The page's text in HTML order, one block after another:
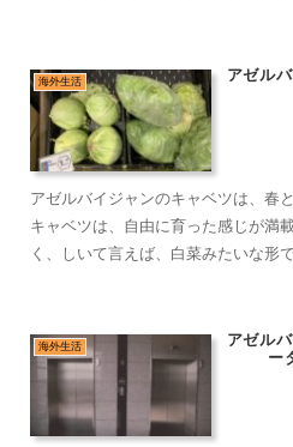
海外生活
アゼル
アゼルバイジャンのキャベツは、春
キャベツは、自由に育った感じが満
く、しいて言えば、白菜みたいな形
海外生活
アゼル
ー